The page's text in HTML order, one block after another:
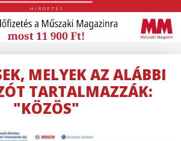
HIRDETÉS
MELYEK AZ ALÁBBI
TARTALMAZZÁK:
"KÖZÖS"